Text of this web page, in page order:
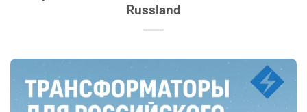
Russland